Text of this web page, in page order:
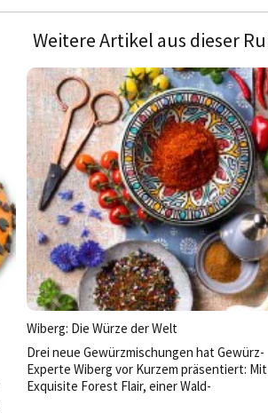
Weitere Artikel aus dieser
Wiberg: Die Würze der Welt
Drei neue Gewürzmischungen hat Gewürz-
Experte Wiberg vor Kurzem präsentiert: Mit
Exquisite Forest Flair, einer Wald-